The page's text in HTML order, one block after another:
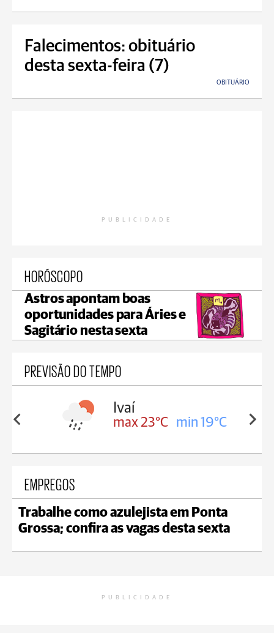
Falecimentos: obituário
desta sexta-feira (7)
OBITUÁRIO
PUBLICIDADE
HORÓSCOPO
Astros apontam boas
oportunidades para Áries e
Sagitário nesta sexta
PREVISÃO DO TEMPO
17°C
Ivaí
max 23°C min 19°C
EMPREGOS
Trabalhe como azulejista em Ponta
Grossa; confira as vagas desta sexta
PUBLICIDADE